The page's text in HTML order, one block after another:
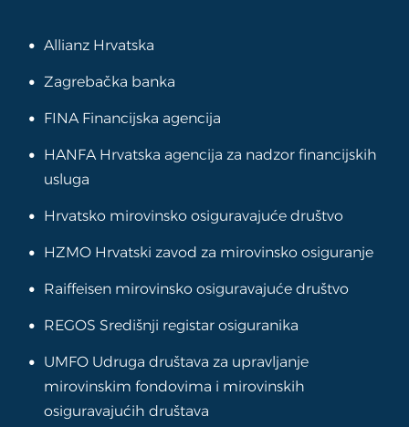
Allianz Hrvatska
Zagrebačka banka
FINA Financijska agencija
HANFA Hrvatska agencija za nadzor financijskih
usluga
Hrvatsko mirovinsko osiguravajuće društvo
HZMO Hrvatski zavod za mirovinsko osiguranje
Raiffeisen mirovinsko osiguravajuće društvo
REGOS Središnji registar osiguranika
UMFO Udruga društava za upravljanje
mirovinskim fondovima i mirovinskih
osiguravajućih društava